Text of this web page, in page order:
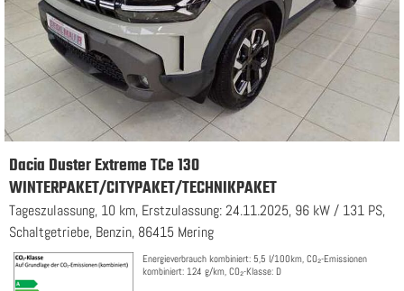
Dacia Duster Extreme TCe 130
WINTERPAKET/CITYPAKET/TECHNIKPAKET
Tageszulassung, 10 km, Erstzulassung: 24.11.2025, 96 kW / 131 PS,
Schaltgetriebe, Benzin, 86415 Mering
Energieverbrauch kombiniert: 5,5 l/100km, CO₂-Emissionen
kombiniert: 124 g/km, CO₂-Klasse: D